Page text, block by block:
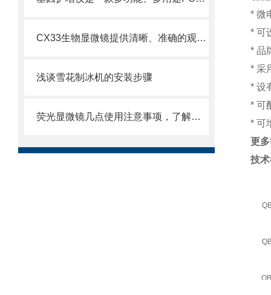
CX33生物显微镜提供清晰、准确的观察和分析样本的能力
浅谈雪花制冰机的安装步骤
荧光显微镜几点使用注意事项，了解一下
* 微
* 可
* 品
* 采
* 设
* 可
* 可
更
技